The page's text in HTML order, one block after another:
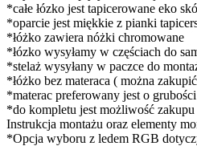
*całe łózko jest tapicerowane eko
*oparcie jest miękkie z pianki
*łóżko zawiera nóżki chromowane
*łózko wysyłamy w częściach do
*stelaż wysyłany w paczce do
*łóżko bez materaca ( można
*materac preferowany jest o
*do kompletu jest możliwość
Instrukcja montażu oraz elementy
*Opcja wyboru z ledem RGB